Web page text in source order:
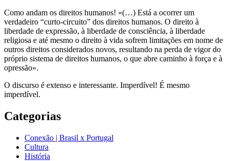
Como andam os direitos humanos! «(…) Está a ocorrer um
verdadeiro “curto-circuito” dos direitos humanos. O direito à
liberdade de expressão, à liberdade de consciência, à liberdade
religiosa e até mesmo o direito à vida sofrem limitações em nome de
outros direitos considerados novos, resultando na perda de vigor do
próprio sistema de direitos humanos, o que abre caminho à força e à
opressão».
O discurso é extenso e interessante. Imperdível! É mesmo
imperdível.
Categorias
Conexão | Brasil x Portugal
Cultura
História